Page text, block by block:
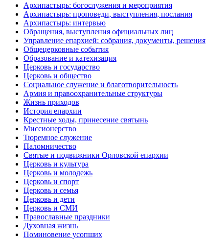
Архипастырь: богослужения и мероприятия
Архипастырь: проповеди, выступления, послания
Архипастырь: интервью
Обращения, выступления официальных лиц
Управление епархией: собрания, документы, решения
Общецерковные события
Образование и катехизация
Церковь и государство
Церковь и общество
Социальное служение и благотворительность
Армия и правоохранительные структуры
Жизнь приходов
История епархии
Крестные ходы, принесение святынь
Миссионерство
Тюремное служение
Паломничество
Святые и подвижники Орловской епархии
Церковь и культура
Церковь и молодежь
Церковь и спорт
Церковь и семья
Церковь и дети
Церковь и СМИ
Православные праздники
Духовная жизнь
Поминовение усопших